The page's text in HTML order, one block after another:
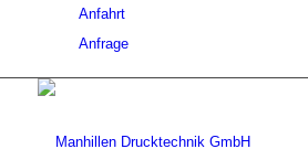
Anfahrt
Anfrage